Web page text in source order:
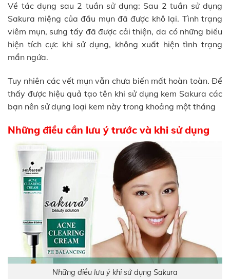
Về tác dụng sau 2 tuần sử dụng: Sau 2 tuần sử dụng
Sakura miệng của đầu mụn đã được khô lại. Tình trạng
viêm mụn, sưng tấy đã được cải thiện, da có những biểu
hiện tích cực khi sử dụng, không xuất hiện tình trạng
mẩn ngứa.
Tuy nhiên các vết mụn vẫn chưa biến mất hoàn toàn. Để
thấy được hiệu quả tạo tên khi sử dụng kem Sakura các
bạn nên sử dụng loại kem này trong khoảng một tháng
Những điều cần lưu ý trước và khi sử dụng
Những điều lưu ý khi sử dụng Sakura